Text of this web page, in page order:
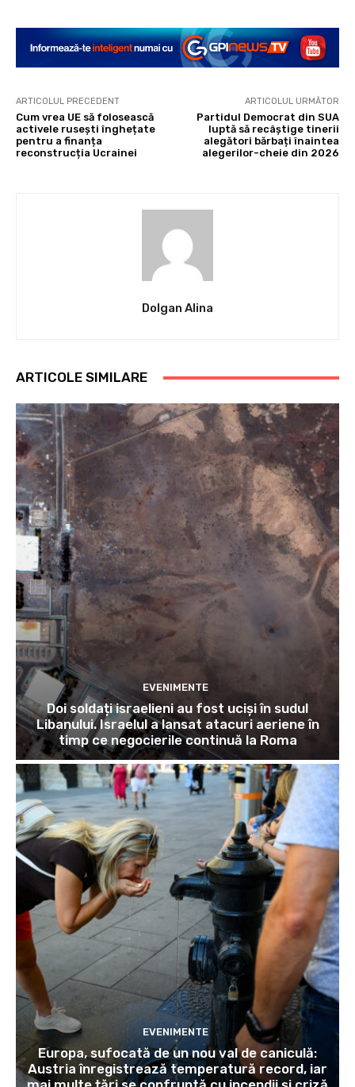
ARTICOLUL PRECEDENT
Cum vrea UE să folosească
activele rusești înghețate
pentru a finanța
reconstrucția Ucrainei
ARTICOLUL URMĂTOR
Partidul Democrat din SUA
luptă să recâștige tinerii
alegători bărbați înaintea
alegerilor-cheie din 2026
Dolgan Alina
ARTICOLE SIMILARE
EVENIMENTE
Doi soldați israelieni au fost uciși în sudul
Libanului. Israelul a lansat atacuri aeriene în
timp ce negocierile continuă la Roma
EVENIMENTE
Europa, sufocată de un nou val de caniculă:
Austria înregistrează temperatură record, iar